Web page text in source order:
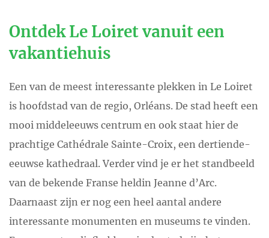
Ontdek Le Loiret vanuit een
vakantiehuis
Een van de meest interessante plekken in Le Loiret
is hoofdstad van de regio, Orléans. De stad heeft een
mooi middeleeuws centrum en ook staat hier de
prachtige Cathédrale Sainte-Croix, een dertiende-
eeuwse kathedraal. Verder vind je er het standbeeld
van de bekende Franse heldin Jeanne d’Arc.
Daarnaast zijn er nog een heel aantal andere
interessante monumenten en museums te vinden.